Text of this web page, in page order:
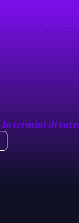
In termini di